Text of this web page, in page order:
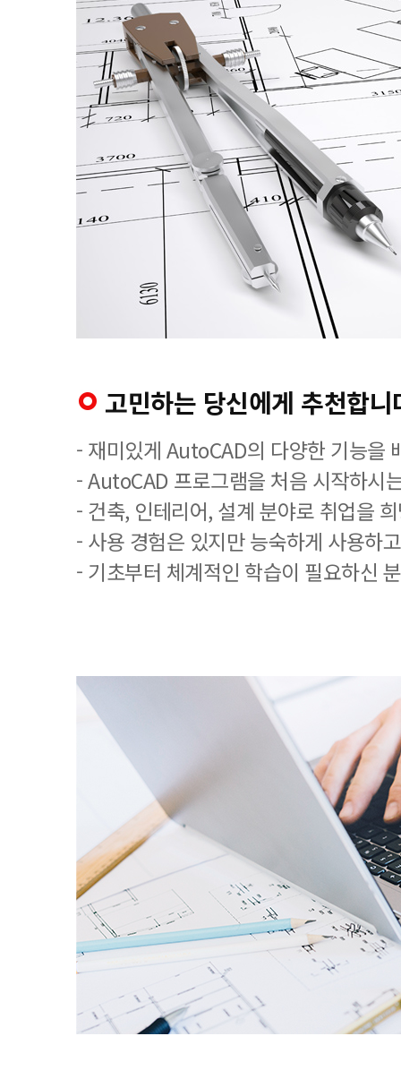
고민하는 당신에게 추천합
- 재미있게 AutoCAD의 다양한 기능을
- AutoCAD 프로그램을 처음 시작하시
- 건축, 인테리어, 설계 분야로 취업을
- 사용 경험은 있지만 능숙하게 사용하
- 기초부터 체계적인 학습이 필요하신 분